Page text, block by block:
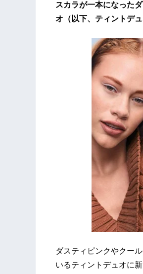
スカラが一本になった
オ（以下、ティントデ
ダスティピンクやクー
いるティントデュオに